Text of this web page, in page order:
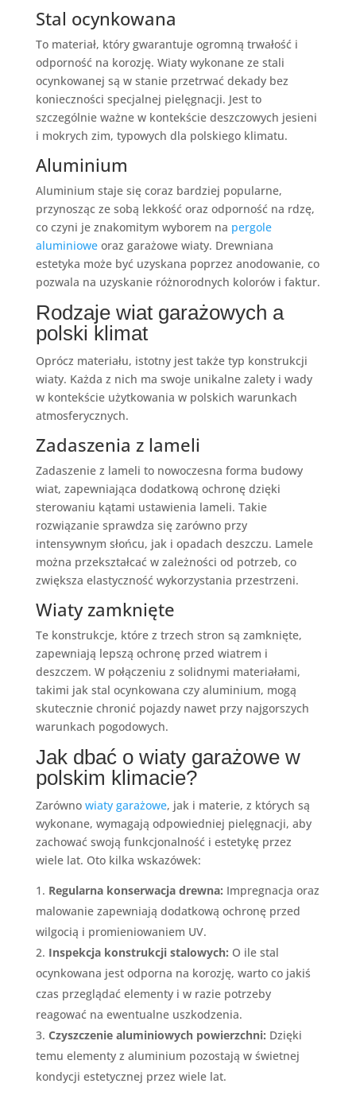
Stal ocynkowana
To materiał, który gwarantuje ogromną trwałość i
odporność na korozję. Wiaty wykonane ze stali
ocynkowanej są w stanie przetrwać dekady bez
konieczności specjalnej pielęgnacji. Jest to
szczególnie ważne w kontekście deszczowych jesieni
i mokrych zim, typowych dla polskiego klimatu.
Aluminium
Aluminium staje się coraz bardziej popularne,
przynosząc ze sobą lekkość oraz odporność na rdzę,
co czyni je znakomitym wyborem na pergole
aluminioweoraz garażowe wiaty. Drewniana
estetyka może być uzyskana poprzez anodowanie, co
pozwala na uzyskanie różnorodnych kolorów i faktur.
Rodzaje wiat garażowych a
polski klimat
Oprócz materiału, istotny jest także typ konstrukcji
wiaty. Każda z nich ma swoje unikalne zalety i wady
w kontekście użytkowania w polskich warunkach
atmosferycznych.
Zadaszenia z lameli
Zadaszenie z lameli to nowoczesna forma budowy
wiat, zapewniająca dodatkową ochronę dzięki
sterowaniu kątami ustawienia lameli. Takie
rozwiązanie sprawdza się zarówno przy
intensywnym słońcu, jak i opadach deszczu. Lamele
można przekształcać w zależności od potrzeb, co
zwiększa elastyczność wykorzystania przestrzeni.
Wiaty zamknięte
Te konstrukcje, które z trzech stron są zamknięte,
zapewniają lepszą ochronę przed wiatrem i
deszczem. W połączeniu z solidnymi materiałami,
takimi jak stal ocynkowana czy aluminium, mogą
skutecznie chronić pojazdy nawet przy najgorszych
warunkach pogodowych.
Jak dbać o wiaty garażowe w
polskim klimacie?
Zarówno wiaty garażowe, jak i materie, z których są
wykonane, wymagają odpowiedniej pielęgnacji, aby
zachować swoją funkcjonalność i estetykę przez
wiele lat. Oto kilka wskazówek:
Regularna konserwacja drewna: Impregnacja oraz
malowanie zapewniają dodatkową ochronę przed
wilgocią i promieniowaniem UV.
Inspekcja konstrukcji stalowych: O ile stal
ocynkowana jest odporna na korozję, warto co jakiś
czas przeglądać elementy i w razie potrzeby
reagować na ewentualne uszkodzenia.
Czyszczenie aluminiowych powierzchni: Dzięki
temu elementy z aluminium pozostają w świetnej
kondycji estetycznej przez wiele lat.